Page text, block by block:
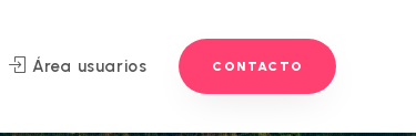
Área usuarios CONTACTO